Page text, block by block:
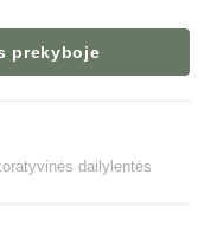
prekyboje
dailylentės